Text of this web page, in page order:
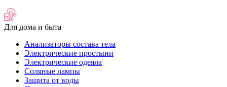
Для дома и быта
Анализаторы состава тела
Электрические простыни
Электрические одеяла
Соляные лампы
Защита от воды